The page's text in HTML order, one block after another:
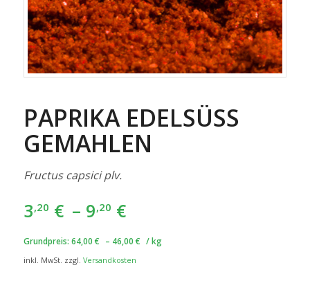
PAPRIKA EDELSÜSS G
EMAHLEN
Fructus capsici plv.
3,20 € – 9,20 €
Grundpreis: 64,00 € – 46,00 € /kg
inkl. MwSt. zzgl. Versandkosten